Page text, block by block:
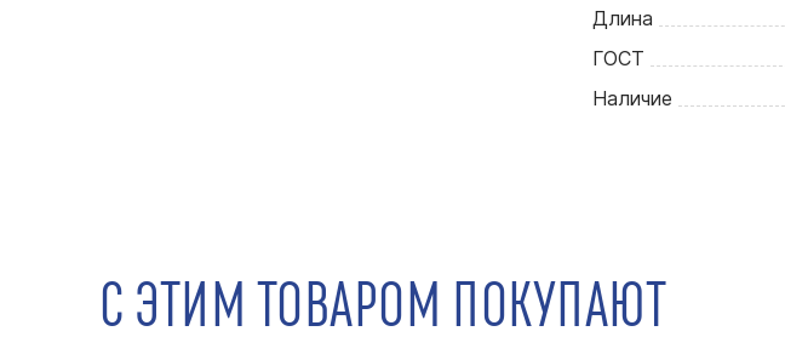
Длина
ГОСТ
Наличие
С ЭТИМ ТОВАРОМ ПОКУПАЮТ